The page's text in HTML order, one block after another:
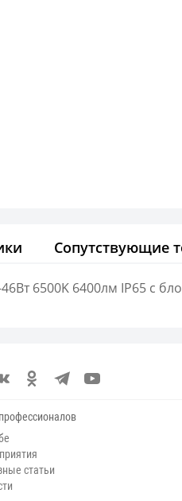
Сопутствующие
6500K 6400лм IP65 с
статьи